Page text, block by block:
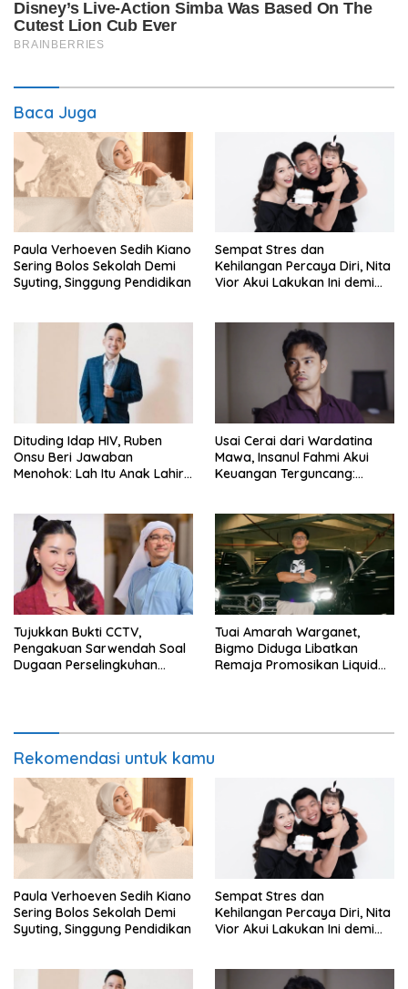
Baca Juga
Paula Verhoeven Sedih Kiano
Sering Bolos Sekolah Demi
Syuting, Singgung Pendidikan
Sempat Stres dan
Kehilangan Percaya Diri, Nita
Vior Akui Lakukan Ini demi
Dituding Idap HIV, Ruben
Onsu Beri Jawaban
Menohok: Lah Itu Anak Lahir
Usai Cerai dari Wardatina
Mawa, Insanul Fahmi Akui
Keuangan Terguncang:
Tujukkan Bukti CCTV,
Pengakuan Sarwendah Soal
Dugaan Perselingkuhan
Tuai Amarah Warganet,
Bigmo Diduga Libatkan
Remaja Promosikan Liquid
Rekomendasi untuk kamu
Paula Verhoeven Sedih Kiano
Sering Bolos Sekolah Demi
Syuting, Singgung Pendidikan
Sempat Stres dan
Kehilangan Percaya Diri, Nita
Vior Akui Lakukan Ini demi